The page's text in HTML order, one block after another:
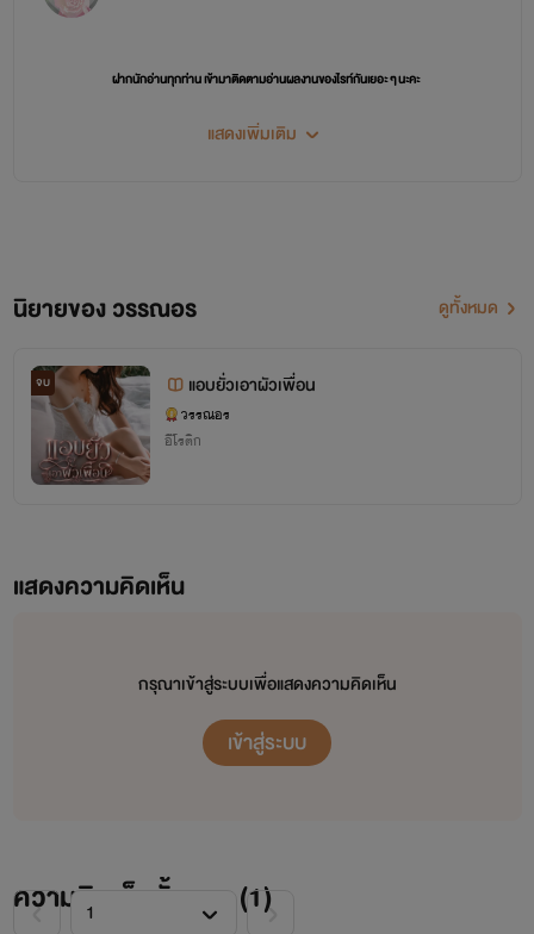
ฝากนักอ่านทุกท่าน เข้ามาติดตามอ่านผลงานของไรท์กันเยอะ ๆ นะคะ
และต้องขอบคุณมาก ๆ สำหรับการสนับสนุนของนักอ่านที่น่ารักทุกท่านค่ะ
แสดงเพิ่มเติม
นิยายของ วรรณอร ดูทั้งหมด
จบ แอบยั่วเอาผัวเพื่อน
วรรณอร
อีโรติก
แสดงความคิดเห็น
กรุณาเข้าสู่ระบบเพื่อแสดงความคิดเห็น
เข้าสู่ระบบ
ความคิดเห็นทั้งหมด (1)